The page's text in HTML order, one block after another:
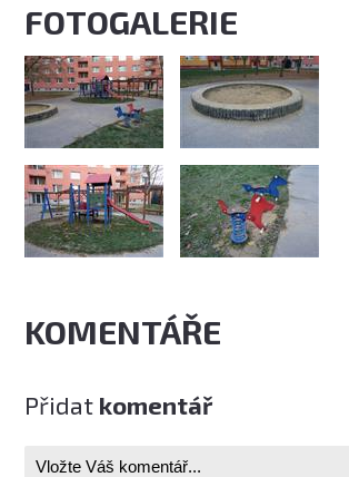
FOTOGALERIE
KOMENTÁŘE
Přidat komentář